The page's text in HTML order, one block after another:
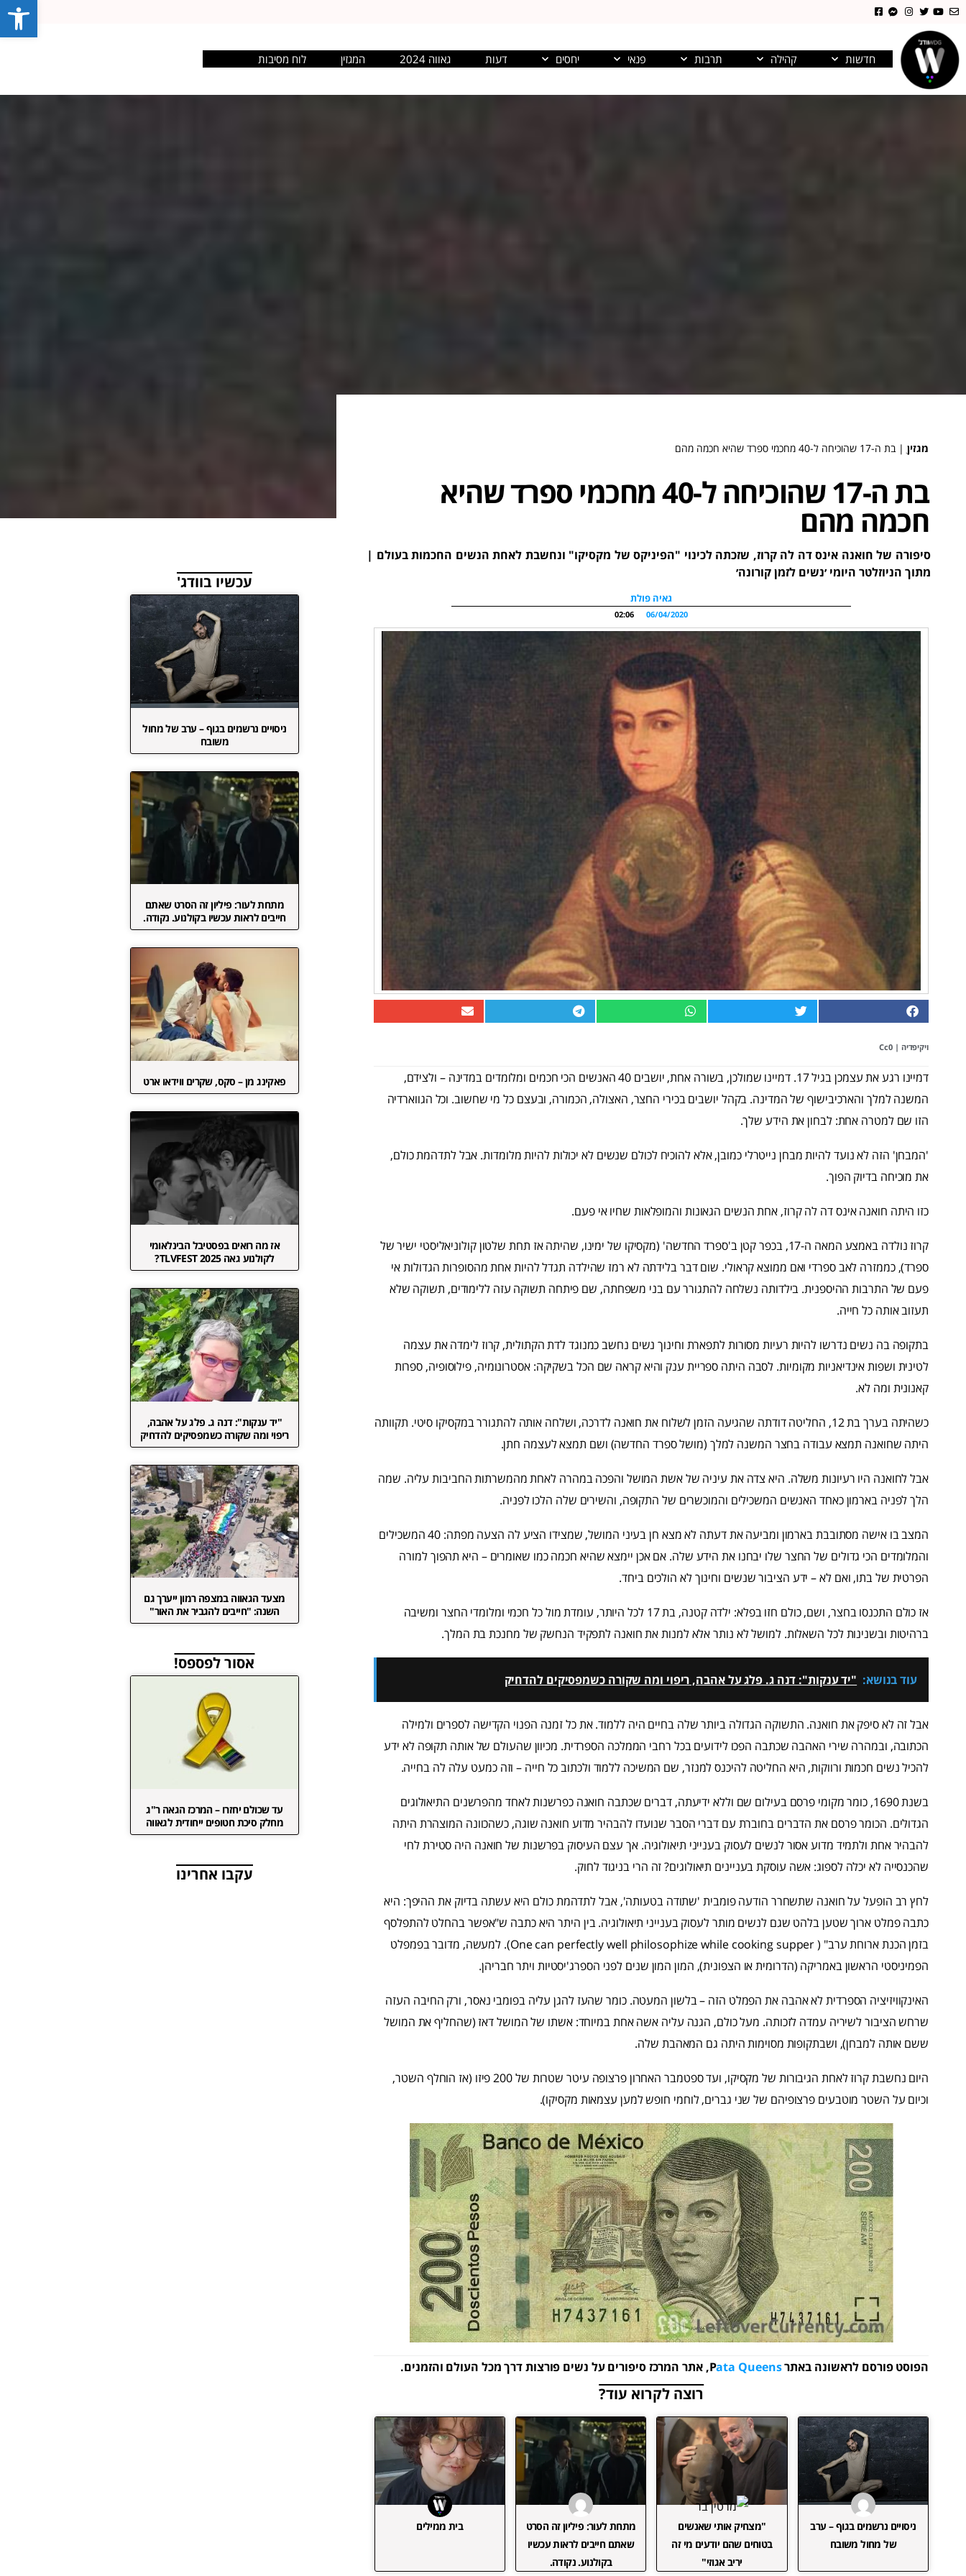
חדשות קהילה תרבות פנאי יחסים דעות גאווה 2024 המגזין לוח מסיבות
מגזין ֻ|בת ה-17 שהוכיחה ל-40 מחכמי ספרד שהיא חכמה מהם
בת ה-17 שהוכיחה ל-40 מחכמי ספרד שהיא
חכמה מהם
סיפורה של חואנה אינס דה לה קרוז, שזכתה לכינוי "הפיניקס של מקסיקו" ונחשבת לאחת הנשים החכמות בעולם |
מתוך הניוזלטר היומי ׳נשים לזמן קורונה׳
גאיה פולת
06/04/2020
02:06
ויקיפדיה | Cc0
דמיינו רגע את עצמכן בגיל 17. דמיינו שמולכן, בשורה אחת, יושבים 40 האנשים הכי חכמים ומלומדים במדינה – ולצידם,
המשנה למלך והארכיבישוף של המדינה. בקהל יושבים בכירי החצר, האצולה, הכמורה, ובעצם כל מי שחשוב. וכל הגווארדיה
הזו שם למטרה אחת: לבחון את הידע שלך.
'המבחן' הזה לא נועד להיות מבחן נייטרלי כמובן, אלא להוכיח לכולם שנשים לא יכולות להיות מלומדות. אבל לתדהמת כולם,
את מוכיחה בדיוק הפוך.
כזו היתה חואנה אינס דה לה קרוז, אחת הנשים הגאונות והמופלאות שחיו אי פעם.
קרוז נולדה באמצע המאה ה-17, בכפר קטן ב'ספרד החדשה' (מקסיקו של ימינו, שהיתה אז תחת שלטון קולוניאליסטי ישיר של
ספרד), כממזרה לאב ספרדי ואם ממוצא קראולי. שום דבר בלידתה לא רמז שהילדה תגדל להיות אחת מהסופרות הגדולות אי
פעם של התרבות ההיספנית. בילדותה נשלחה להתגורר עם בני משפחתה, שם פיתחה תשוקה עזה ללימודים, תשוקה שלא
תעזוב אותה כל חייה.
בתקופה בה נשים נדרשו להיות רעיות מסורות לתפארת וחינוך נשים נחשב כמנוגד לדת הקתולית, קרוז לימדה את עצמה
לטינית ושפות אינדיאניות מקומיות. לסבה היתה ספריית ענק והיא קראה שם הכל בשקיקה: אסטרונומיה, פילוסופיה, ספרות
קאנונית ומה לא.
כשהיתה בערך בת 12, החליטה דודתה שהגיעה הזמן לשלוח את חואנה לדרכה, ושלחה אותה להתגורר במקסיקו סיטי. תקוותה
היתה שחואנה תמצא עבודה בחצר המשנה למלך (מושל ספרד החדשה) ושם תמצא לעצמה חתן.
אבל לחואנה היו רעיונות משלה. היא צדה את עיניה של אשת המושל והפכה במהרה לאחת מהמשרתות החביבות עליה. שמה
הלך לפניה בארמון כאחד האנשים המשכילים והמוכשרים של התקופה, והשירים שלה הלכו לפניה.
המצב בו אישה מסתובבת בארמון ומביעה את דעתה לא מצא חן בעיני המושל, שמצידו הציע לה הצעה מפתה: 40 המשכילים
והמלומדים הכי גדולים של החצר שלו יבחנו את הידע שלה. אם אכן יימצא שהיא חכמה כמו שאומרים – היא תהפוך למורה
הפרטית של בתו, ואם לא – ידע הציבור שנשים וחינוך לא הולכים ביחד.
אז כולם התכנסו בחצר, ושם, כולם חזו בפלא: ילדה קטנה, בת 17 לכל היותר, עומדת מול כל חכמי ומלומדי החצר ומשיבה
ברהיטות ובשנינות לכל השאלות. למושל לא נותר אלא למנות את חואנה לתפקיד הנחשק של מחנכת בת המלך.
עוד בנושא: "יד ענקות": דנה ג. פלג על אהבה, ריפוי ומה שקורה כשמפסיקים להדחיק
אבל זה לא סיפק את חואנה. התשוקה הגדולה ביותר שלה בחיים היה ללמוד. את כל זמנה הפנוי הקדישה לספרים ולמילה
הכתובה, ובמהרה שירי האהבה שכתבה הפכו לידועים בכל רחבי הממלכה הספרדית. מכיוון שהעולם של אותה תקופה לא ידע
להכיל נשים חכמות ורווקות, היא החליטה להיכנס למנזר, שם המשיכה ללמוד ולכתוב כל חייה – וזה כמעט עלה לה בחייה.
בשנת 1690, כומר מקומי פרסם בעילום שם וללא ידיעתה, דברים שכתבה חואנה כפרשנות לאחד מהפרשנים התיאולוגים
הגדולים. הכומר פרסם את הדברים בחוברת עם דברי הסבר שנועדו להבהיר מדוע חואנה שוגה, כשהכוונה המוצהרת היתה
להבהיר אחת ולתמיד מדוע אסור לנשים לעסוק בענייני תיאולוגיה. אך עצם העיסוק בפרשנות של חואנה היה סטירת לחי
שהכנסייה לא יכלה לספוג: אשה עוסקת בעניינים תיאולוגים? זה הרי בניגוד לחוק.
לחץ רב הופעל על חואנה שתשחרר הודעה פומבית 'שתודה בטעותה', אבל לתדהמת כולם היא עשתה בדיוק את ההיפך: היא
כתבה פמלט ארוך שטען בלהט שגם לנשים מותר לעסוק בענייני תיאולוגיה. בין היתר היא כתבה ש"אפשר בהחלט להתפלסף
בזמן הכנת ארוחת ערב" ( One can perfectly well philosophize while cooking supper). למעשה, מדובר בפמפלט
הפמיניסטי הראשון באמריקה (הדרומית או הצפונית), המון המון שנים לפני הספרג'יסטיות ויתר חבריהן.
האינקוויזיציה הספרדית לא אהבה את הפמלט הזה – בלשון המעטה. כומר שהעז להגן עליה בפומבי נאסר, ורק החיבה העזה
שרחש הציבור לשיריה עמדה לזכותה. מעל כולם, הגנה עליה אשה אחת במיוחד: אשתו של המושל דאז (שהחליף את המושל
ששם אותה למבחן), ושבתקופות מסוימות היתה גם המאהבת שלה.
היום נחשבת קרוז לאחת הגיבורות של מקסיקו, ועד ספטמבר האחרון פרצופה עיטר שטרות של 200 פיזו (אז הוחלף השטר,
וכיום על השטר מוטבעים פרצופיהם של שני גברים, לוחמי חופש למען עצמאות מקסיקו).
הפוסט פורסם לראשונה באתר Pata Queens , אתר המרכז סיפורים על נשים פורצות דרך מכל העולם והזמנים.
רוצה לקרוא עוד?
ניסויים נרשמים בגוף – ערב
של מחול משובח
"מצחיק אותי שאנשים
בטוחים שהם יודעים מי זה
יריב אגוזי"
מתחת לעור: פיליון זה הסרט
שאתם חייבים לראות עכשיו
בקולנוע. נקודה.
בית ממילים
עכשיו בוודג'
ניסויים נרשמים בגוף – ערב של מחול
משובח
מתחת לעור: פיליון זה הסרט שאתם
חייבים לראות עכשיו בקולנוע. נקודה.
פאקינג מן – סקס, שקרים ווידאו ארט
אז מה רואים בפסטיבל הבינלאומי
לקולנוע גאה TLVFEST 2025?
"יד ענקות": דנה ג. פלג על אהבה,
ריפוי ומה שקורה כשמפסיקים להדחיק
מצעד הגאווה במצפה רמון ייערך גם
השנה: "חייבים להגביר את האור"
אסור לפספס!
עד שכולם יחזרו – המרכז הגאה ר"ג
מחלק סיכת חטופים ייחודית לגאווה
עקבו אחרינו